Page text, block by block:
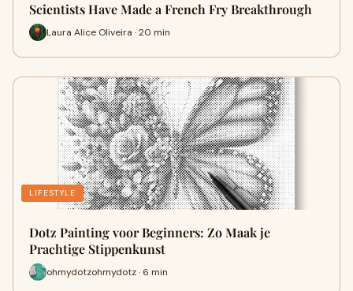
Scientists Have Made a French Fry Breakthrough
Laura Alice Oliveira · 20 min
LIFESTYLE
Dotz Painting voor Beginners: Zo Maak je
Prachtige Stippenkunst
ohmydotzohmydotz · 6 min